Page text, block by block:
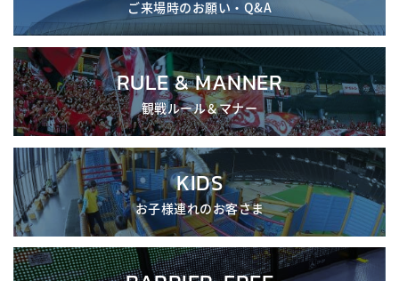
ご来場時のお願い・Q&A
RULE & MANNER
観戦ルール＆マナー
KIDS
お子様連れのお客さま